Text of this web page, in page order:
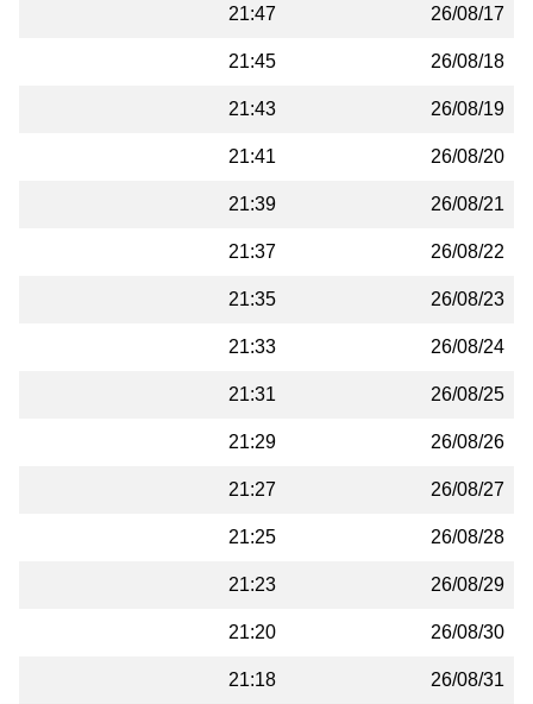
26/08/17
21:47
26/08/18
21:45
26/08/19
21:43
26/08/20
21:41
26/08/21
21:39
26/08/22
21:37
26/08/23
21:35
26/08/24
21:33
26/08/25
21:31
26/08/26
21:29
26/08/27
21:27
26/08/28
21:25
26/08/29
21:23
26/08/30
21:20
26/08/31
21:18